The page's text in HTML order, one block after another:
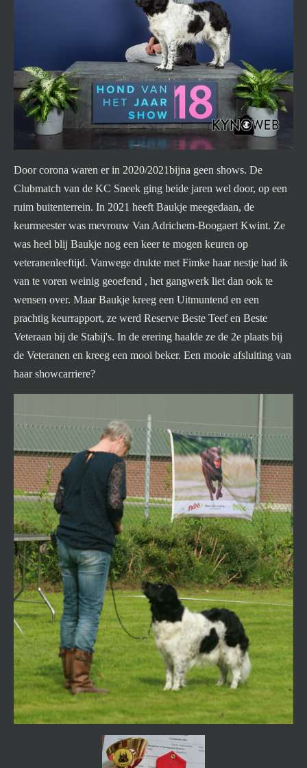
Door corona waren er in 2020/2021bijna geen shows. De
Clubmatch van de KC Sneek ging beide jaren wel door, op een
ruim buitenterrein. In 2021 heeft Baukje meegedaan, de
keurmeester was mevrouw Van Adrichem-Boogaert Kwint. Ze
was heel blij Baukje nog een keer te mogen keuren op
veteranenleeftijd. Vanwege drukte met Fimke haar nestje had ik
van te voren weinig geoefend , het gangwerk liet dan ook te
wensen over. Maar Baukje kreeg een Uitmuntend en een
prachtig keurrapport, ze werd Reserve Beste Teef en Beste
Veteraan bij de Stabij's. In de erering haalde ze de 2e plaats bij
de Veteranen en kreeg een mooi beker. Een mooie afsluiting van
haar showcarriere?